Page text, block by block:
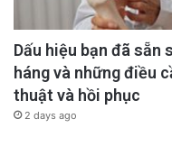
Dấu hiệu bạn đã sẵn
háng và những điều
thuật và hồi phục
2 days ago